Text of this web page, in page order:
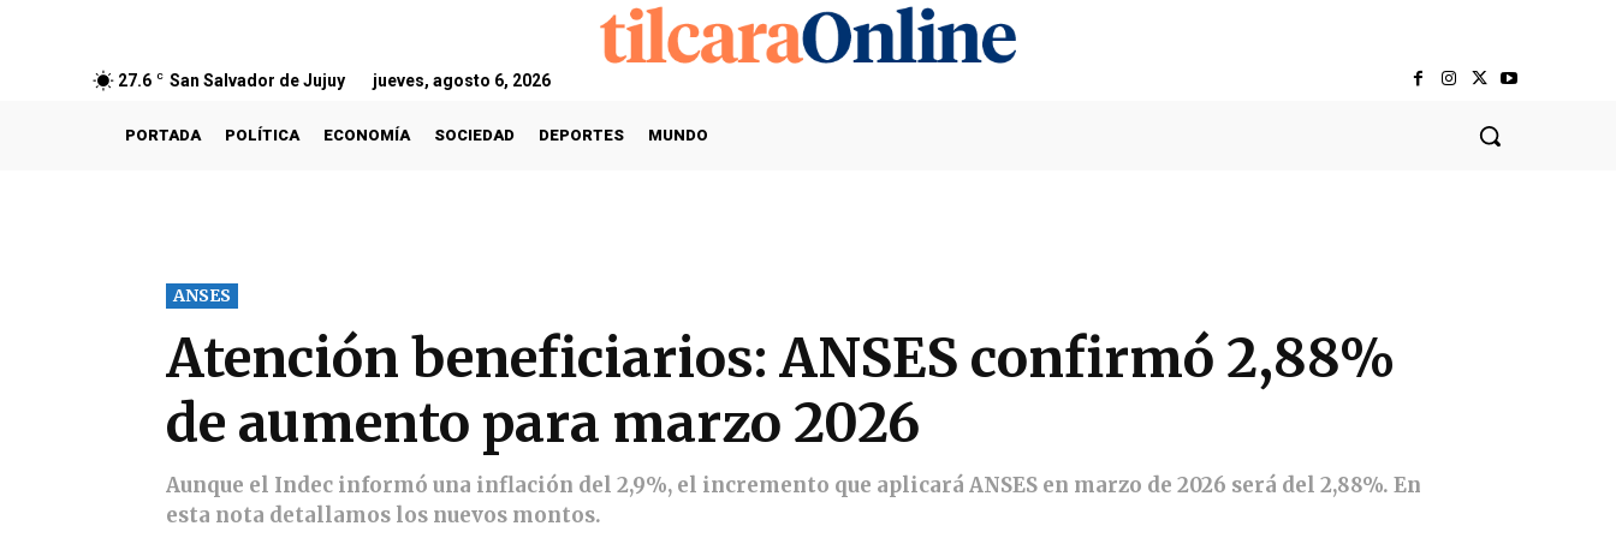
27.6 C San Salvador de Jujuy jueves, agosto 6, 2026
PORTADA POLÍTICA ECONOMÍA SOCIEDAD DEPORTES MUNDO
ANSES
Atención beneficiarios: ANSES confirmó 2,88%
de aumento para marzo 2026
Aunque el Indec informó una inflación del 2,9%, el incremento que aplicará ANSES en marzo de 2026 será del 2,88%. En
esta nota detallamos los nuevos montos.